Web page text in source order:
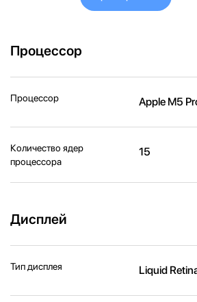
Процессор
Процессор Apple M5
Количество ядер
процессора
15
Дисплей
Тип дисплея Liquid